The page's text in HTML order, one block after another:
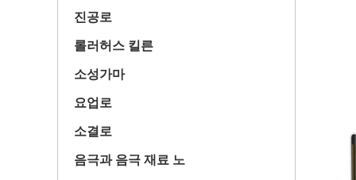
진공로
롤러허스 킬른
소성가마
요업로
소결로
음극과 음극 재료 노